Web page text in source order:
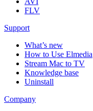
FLV
Support
What’s new
How to Use Elmedia
Stream Mac to TV
Knowledge base
Uninstall
Company